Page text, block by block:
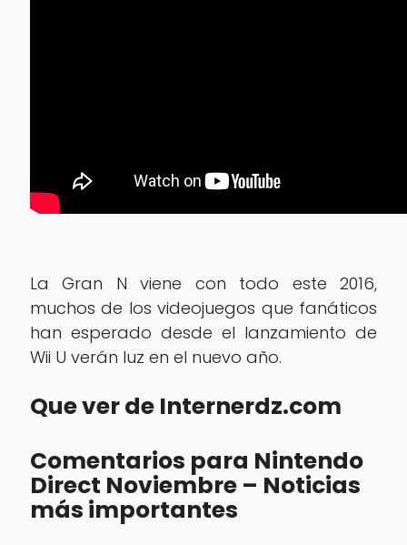
La Gran N viene con todo este 2016,
muchos de los videojuegos que fanáticos
han esperado desde el lanzamiento de
Wii U verán luz en el nuevo año.
Que ver de Internerdz.com
Comentarios para Nintendo
Direct Noviembre – Noticias
más importantes